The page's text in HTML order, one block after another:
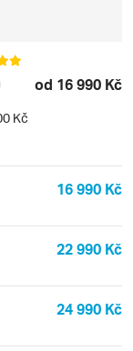
od 16 990 Kč
Kč
16 990 Kč
22 990 Kč
24 990 Kč